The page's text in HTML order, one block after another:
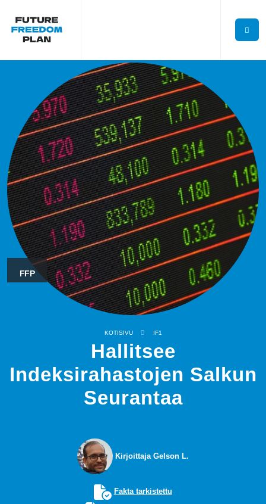
FFP
KOTISIVU IF1
Hallitsee
Indeksirahastojen Salkun
Seurantaa
Kirjoittaja Gelson L.
Fakta tarkistettu